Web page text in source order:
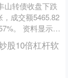
山转债收盘下跌
，成交额5465.82
。 资料显示，
....
股10倍杠杆软